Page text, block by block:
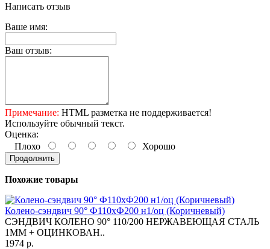
Написать отзыв
Ваше имя:
Ваш отзыв:
Примечание: HTML разметка не поддерживается!
Используйте обычный текст.
Оценка:
Плохо
Хорошо
Продолжить
Похожие товары
Колено-сэндвич 90° Ф110хФ200 н1/оц (Коричневый)
СЭНДВИЧ КОЛЕНО 90° 110/200 НЕРЖАВЕЮЩАЯ СТАЛЬ
1ММ + ОЦИНКОВАН..
1974 р.